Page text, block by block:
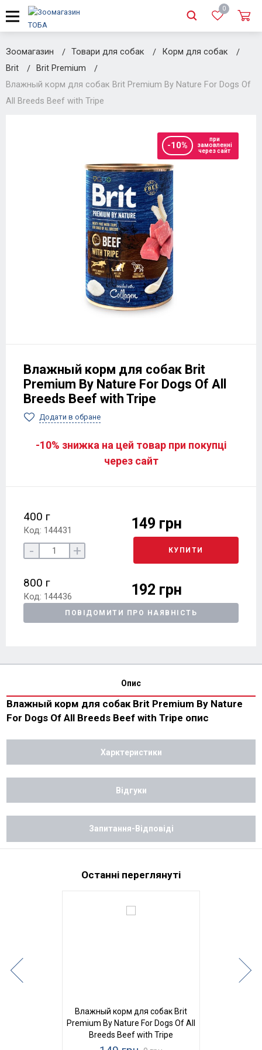
0
Зоомагазин Товари для собак
Корм для собак
Brit
Brit Premium
Влажный корм для собак Brit Premium By Nature For Dogs Of
All Breeds Beef with Tripe
-10%
при
замовленні
через сайт
Влажный корм для собак Brit
Premium By Nature For Dogs Of All
Breeds Beef with Tripe
Додати в обране
-10% знижка на цей товар при покупці
через сайт
400 г
Код: 144431 149 грн
- + КУПИТИ
800 г
Код: 144436 192 грн
ПОВІДОМИТИ ПРО НАЯВНІСТЬ
Опис
Влажный корм для собак Brit Premium By Nature
For Dogs Of All Breeds Beef with Tripe опис
Харктеристики
Відгуки
Запитання-Відповіді
Останні переглянуті
Влажный корм для собак Brit
Premium By Nature For Dogs Of All
Breeds Beef with Tripe